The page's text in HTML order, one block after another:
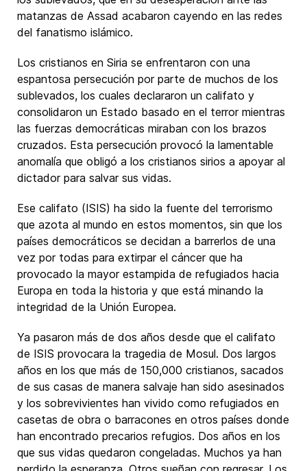
matanzas de Assad acabaron cayendo en las redes
del fanatismo islámico.
Los cristianos en Siria se enfrentaron con una
espantosa persecución por parte de muchos de los
sublevados, los cuales declararon un califato y
consolidaron un Estado basado en el terror mientras
las fuerzas democráticas miraban con los brazos
cruzados. Esta persecución provocó la lamentable
anomalía que obligó a los cristianos sirios a apoyar al
dictador para salvar sus vidas.
Ese califato (ISIS) ha sido la fuente del terrorismo
que azota al mundo en estos momentos, sin que los
países democráticos se decidan a barrerlos de una
vez por todas para extirpar el cáncer que ha
provocado la mayor estampida de refugiados hacia
Europa en toda la historia y que está minando la
integridad de la Unión Europea.
Ya pasaron más de dos años desde que el califato
de ISIS provocara la tragedia de Mosul. Dos largos
años en los que más de 150,000 cristianos, sacados
de sus casas de manera salvaje han sido asesinados
y los sobrevivientes han vivido como refugiados en
casetas de obra o barracones en otros países donde
han encontrado precarios refugios. Dos años en los
que sus vidas quedaron congeladas. Muchos ya han